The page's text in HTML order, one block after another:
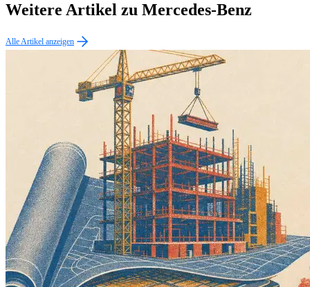
Weitere Artikel zu Mercedes-Benz
Alle Artikel anzeigen